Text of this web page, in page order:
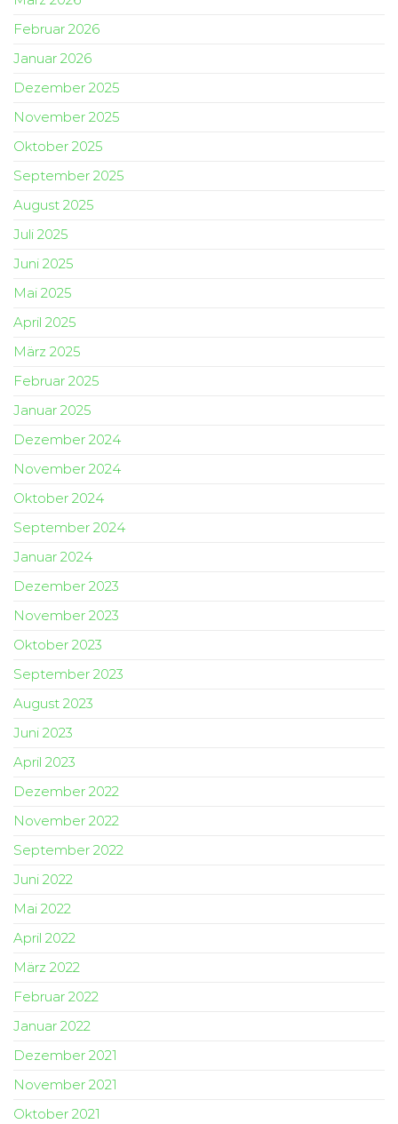
Februar 2026
Januar 2026
Dezember 2025
November 2025
Oktober 2025
September 2025
August 2025
Juli 2025
Juni 2025
Mai 2025
April 2025
März 2025
Februar 2025
Januar 2025
Dezember 2024
November 2024
Oktober 2024
September 2024
Januar 2024
Dezember 2023
November 2023
Oktober 2023
September 2023
August 2023
Juni 2023
April 2023
Dezember 2022
November 2022
September 2022
Juni 2022
Mai 2022
April 2022
März 2022
Februar 2022
Januar 2022
Dezember 2021
November 2021
Oktober 2021